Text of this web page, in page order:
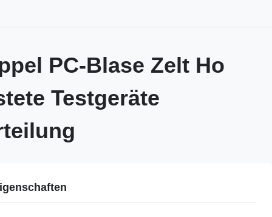
PC-Blase Zelt Ho
Testgeräte